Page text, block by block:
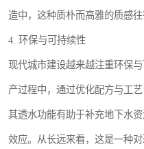
造中，这种质朴而高雅的质感
4. 环保与可持续性
现代城市建设越来越注重环保
产过程中，通过优化配方与工
其透水功能有助于补充地下水
效应。从长远来看，这是一种